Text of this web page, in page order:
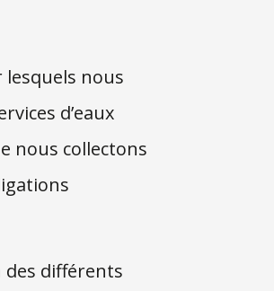
lesquels nous
d’eaux
nous collectons
des différents